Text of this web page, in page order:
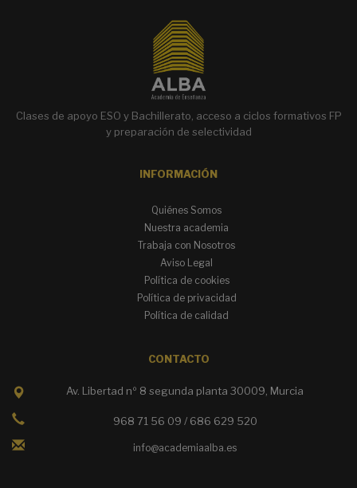
Clases de apoyo ESO y Bachillerato, acceso a ciclos formativos FP
y preparación de selectividad
INFORMACIÓN
Quiénes Somos
Nuestra academia
Trabaja con Nosotros
Aviso Legal
Política de cookies
Política de privacidad
Política de calidad
CONTACTO
Av. Libertad nº 8 segunda planta 30009, Murcia
968 71 56 09 / 686 629 520
info@academiaalba.es